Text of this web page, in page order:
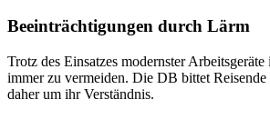
Beeinträchtigungen durch Lärm
Trotz des Einsatzes modernster
immer zu vermeiden. Die DB bittet
daher um ihr Verständnis.